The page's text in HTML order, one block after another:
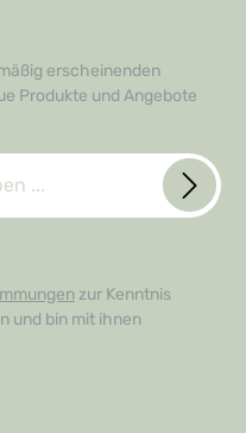
erscheinenden
Produkte und Angebote
zur Kenntnis
und bin mit ihnen